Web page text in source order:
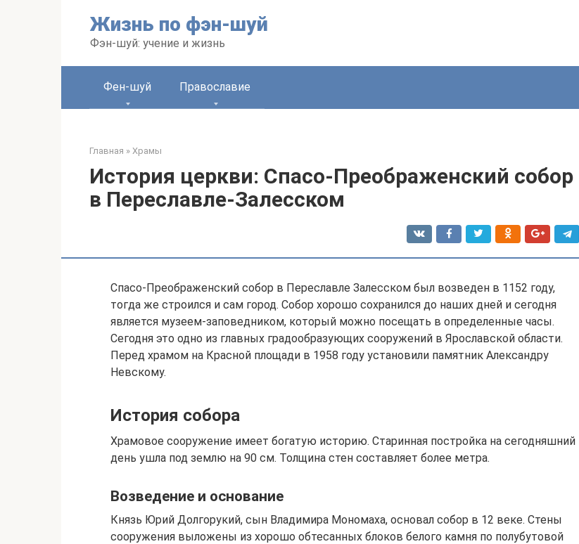
Жизнь по фэн-шуй
Фэн-шуй: учение и жизнь
Фен-шуй Православие
Главная » Храмы
История церкви: Спасо-Преображенский собор
в Переславле-Залесском
Спасо-Преображенский собор в Переславле Залесском был возведен в 1152 году,
тогда же строился и сам город. Собор хорошо сохранился до наших дней и сегодня
является музеем-заповедником, который можно посещать в определенные часы.
Сегодня это одно из главных градообразующих сооружений в Ярославской области.
Перед храмом на Красной площади в 1958 году установили памятник Александру
Невскому.
История собора
Храмовое сооружение имеет богатую историю. Старинная постройка на сегодняшний
день ушла под землю на 90 см. Толщина стен составляет более метра.
Возведение и основание
Князь Юрий Долгорукий, сын Владимира Мономаха, основал собор в 12 веке. Стены
сооружения выложены из хорошо обтесанных блоков белого камня по полубутовой